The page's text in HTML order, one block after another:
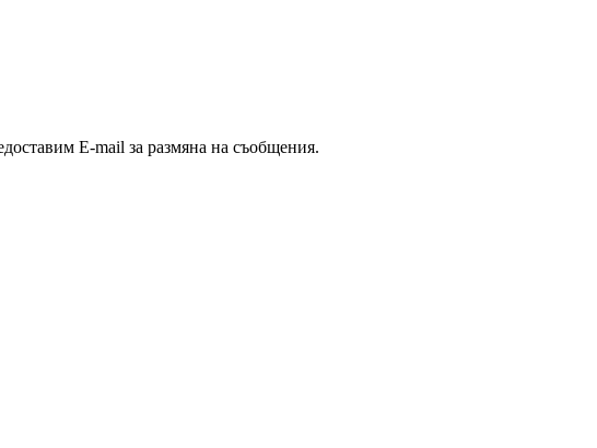
E-mail за размяна на съобщения.